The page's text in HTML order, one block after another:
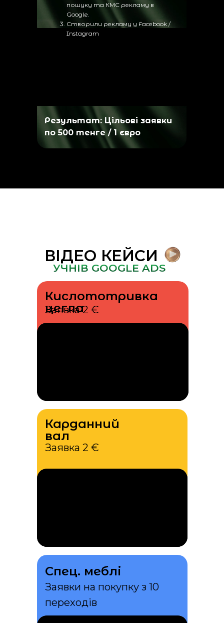
пошуку та КМС рекламу в
Google.
Створили рекламу у Facebook /
Instagram
Результат: Цільові заявки
по 500 тенге / 1 євро
ВІДЕО КЕЙСИ
УЧНІВ GOOGLE ADS
Кислототривка
цегла
Заявка 2 €
Карданний
вал
Заявка 2 €
Спец. меблі
Заявки на покупку з 10
переходів